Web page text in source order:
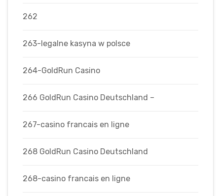
262
263-legalne kasyna w polsce
264-GoldRun Casino
266 GoldRun Casino Deutschland –
267-casino francais en ligne
268 GoldRun Casino Deutschland
268-casino francais en ligne